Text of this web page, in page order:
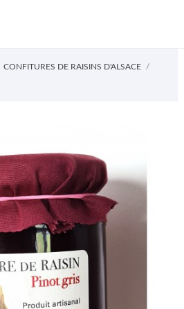
CONFITURES DE RAISINS D'ALSACE